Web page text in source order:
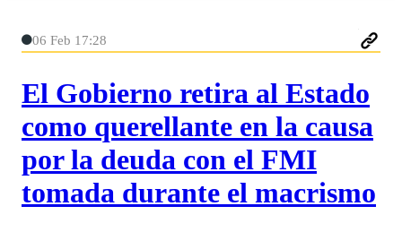
06 Feb 17:28
El Gobierno retira al Estado
como querellante en la causa
por la deuda con el FMI
tomada durante el macrismo